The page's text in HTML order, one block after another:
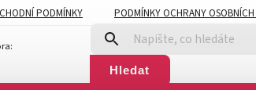
PODMÍNKY PODMÍNKY OCHRANY
Hledat